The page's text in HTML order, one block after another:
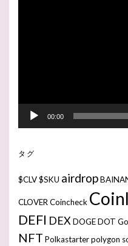
00:00
タグ
$CLV$SKU airdrop
CLOVERCoincheck
DEFI DEX DOGEDOT
NFT Polkastarterpolygon